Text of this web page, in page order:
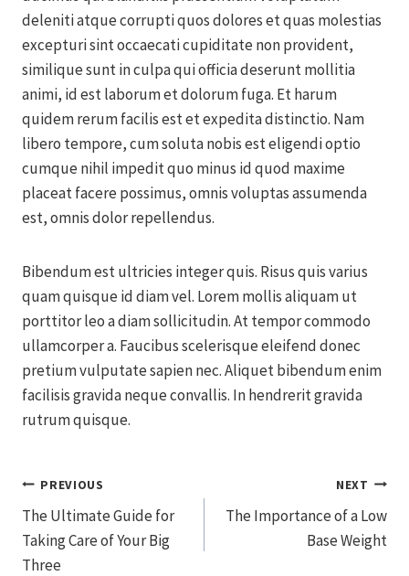
deleniti atque corrupti quos dolores et quas molestias
excepturi sint occaecati cupiditate non provident,
similique sunt in culpa qui officia deserunt mollitia
animi, id est laborum et dolorum fuga. Et harum
quidem rerum facilis est et expedita distinctio. Nam
libero tempore, cum soluta nobis est eligendi optio
cumque nihil impedit quo minus id quod maxime
placeat facere possimus, omnis voluptas assumenda
est, omnis dolor repellendus.
Bibendum est ultricies integer quis. Risus quis varius
quam quisque id diam vel. Lorem mollis aliquam ut
porttitor leo a diam sollicitudin. At tempor commodo
ullamcorper a. Faucibus scelerisque eleifend donec
pretium vulputate sapien nec. Aliquet bibendum enim
facilisis gravida neque convallis. In hendrerit gravida
rutrum quisque.
POST
NAVIGATION
PREVIOUS
The Ultimate Guide for
Taking Care of Your Big
Three
NEXT
The Importance of a Low
Base Weight